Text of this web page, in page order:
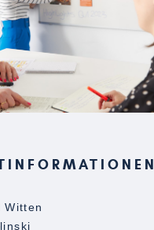
Witten